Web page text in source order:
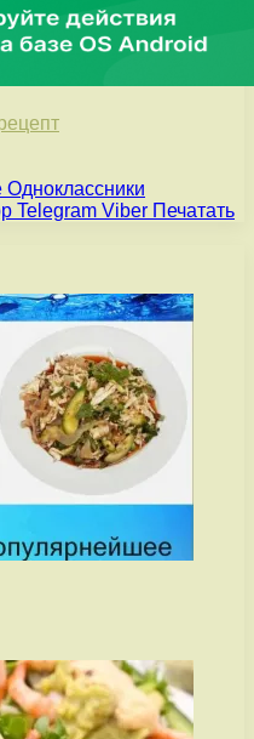
Одноклассники
Telegram Viber Печатать